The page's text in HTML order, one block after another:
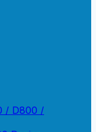
/ D800 /